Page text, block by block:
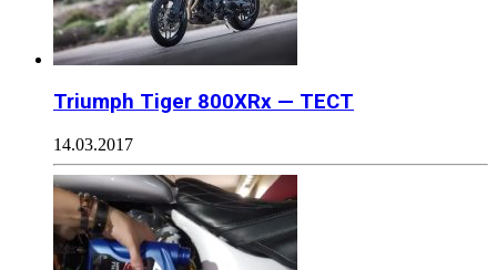
Triumph Tiger 800XRx — ТЕСТ
14.03.2017